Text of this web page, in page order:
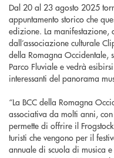
Dal 20 al 23 agosto 2025
appuntamento storico che
edizione. La manifestazione,
dall’associazione culturale
della Romagna Occidentale,
Parco Fluviale e vedrà
interessanti del panorama
“La BCC della Romagna
associativa da molti anni,
permette di offrire il
turisti che vengono per il
annuale di scuola di musica